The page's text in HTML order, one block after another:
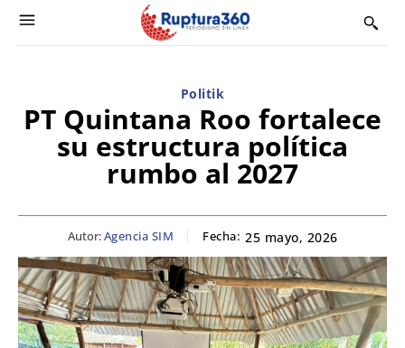
Politik
PT Quintana Roo fortalece
su estructura política
rumbo al 2027
Autor:Agencia SIM Fecha: 25 mayo, 2026